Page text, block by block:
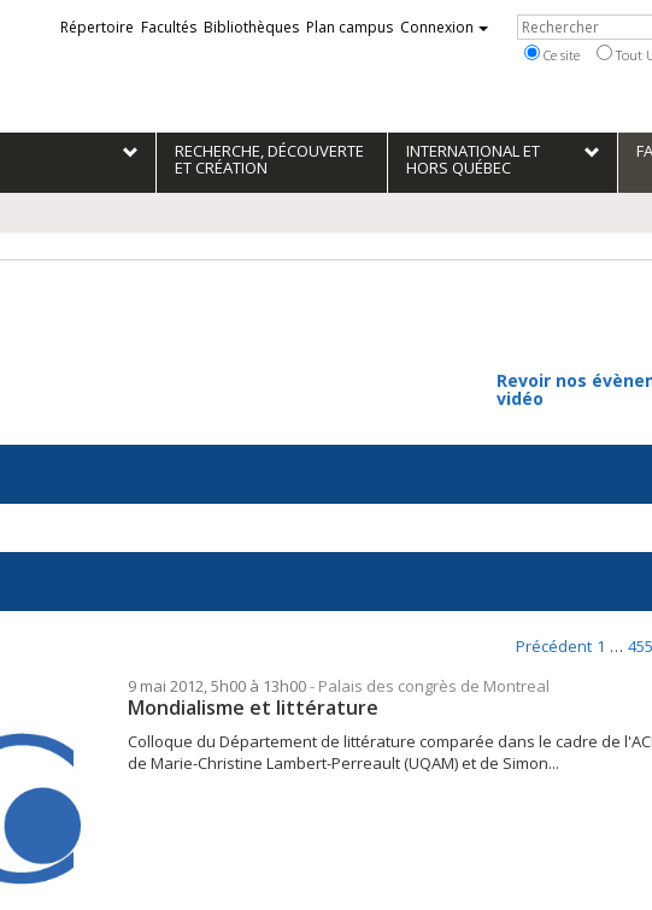
Liens
externes
Répertoire Facultés Bibliothèques Plan campus Connexion Rechercher
Ce site Tout
RECHERCHE, DÉCOUVERTE
ET CRÉATION
INTERNATIONAL ET
HORS QUÉBEC
Revoir nos
vidéo
Précédent 1 … 455
9 mai 2012, 5h00 à 13h00- Palais des congrès de Montreal
Mondialisme et littérature
Colloque du Département de littérature comparée dans le cadre de
de Marie-Christine Lambert-Perreault (UQAM) et de Simon...